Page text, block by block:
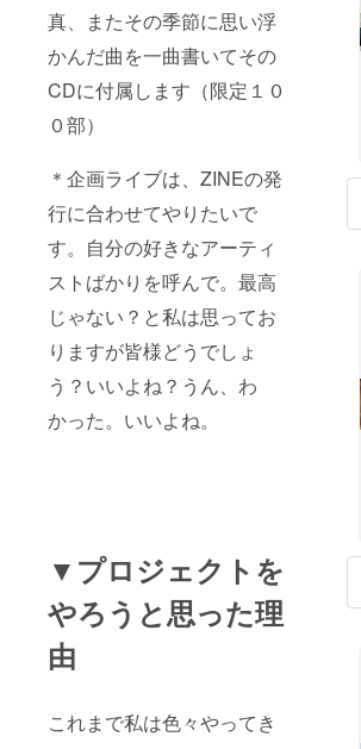
真、またその季節に思い浮
かんだ曲を一曲書いてその
CDに付属します（限定１０
０部）
＊企画ライブは、ZINEの発
行に合わせてやりたいで
す。自分の好きなアーティ
ストばかりを呼んで。最高
じゃない？と私は思ってお
りますが皆様どうでしょ
う？いいよね？うん、わ
かった。いいよね。
▼プロジェクトを
やろうと思った理
由
これまで私は色々やってき